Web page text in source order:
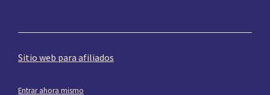
Sitio web para afiliados
Entrar ahora mismo